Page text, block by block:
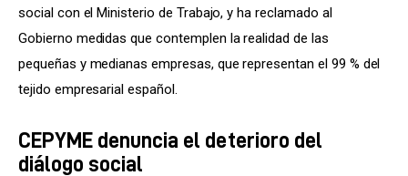
social con el Ministerio de Trabajo, y ha reclamado al
Gobierno medidas que contemplen la realidad de las
pequeñas y medianas empresas, que representan el 99 % del
tejido empresarial español.
CEPYME denuncia el deterioro del
diálogo social